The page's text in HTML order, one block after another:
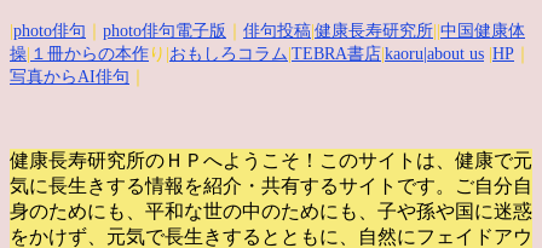
photo俳句 photo俳句電子版 俳句投稿 健康長寿研究所 中国健康体
操 １冊からの本作 り| おもしろコラム TEBRA書店 kaoru |about us HP
写真からAI俳句
健康長寿研究所のＨＰへようこそ！このサイトは、健康で元
気に長生きする情報を紹介・共有するサイトです。
ご自分自
身のためにも、平和な世の中のためにも、子や孫や国に迷惑
をかけず、元気で長生きするとともに、自然にフェイドアウ